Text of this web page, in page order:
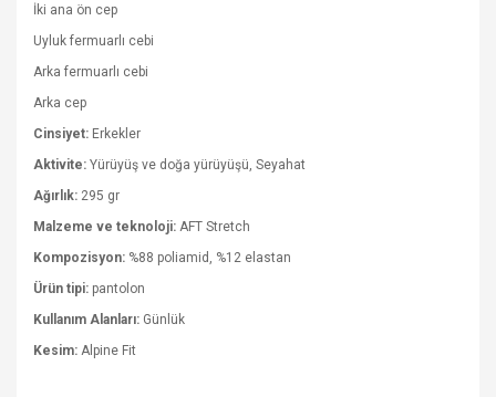
İki ana ön cep
Uyluk fermuarlı cebi
Arka fermuarlı cebi
Arka cep
Cinsiyet: Erkekler
Aktivite: Yürüyüş ve doğa yürüyüşü, Seyahat
Ağırlık: 295 gr
Malzeme ve teknoloji: AFT Stretch
Kompozisyon: %88 poliamid, %12 elastan
Ürün tipi: pantolon
Kullanım Alanları: Günlük
Kesim: Alpine Fit